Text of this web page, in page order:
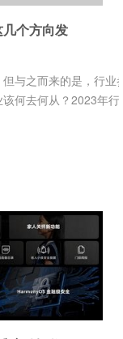
个方向发
与之而来的是，行
何去何从？2023年